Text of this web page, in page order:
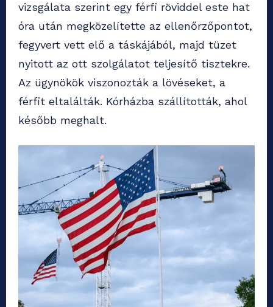
vizsgálata szerint egy férfi röviddel este hat
óra után megközelítette az ellenőrzőpontot,
fegyvert vett elő a táskájából, majd tüzet
nyitott az ott szolgálatot teljesítő tisztekre.
Az ügynökök viszonozták a lövéseket, a
férfit eltalálták. Kórházba szállították, ahol
később meghalt.